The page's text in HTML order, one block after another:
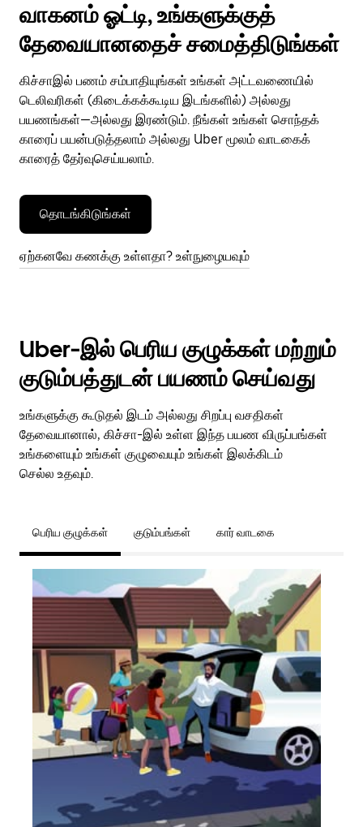
வாகனம் ஓட்டி, உங்களுக்குத்
தேவையானதைச் சமைத்திடுங்கள்
கிச்சாஇல் பணம் சம்பாதியுங்கள் உங்கள் அட்டவணையில்
டெலிவரிகள் (கிடைக்கக்கூடிய இடங்களில்) அல்லது
பயணங்கள்—அல்லது இரண்டும். நீங்கள் உங்கள் சொந்தக்
காரைப் பயன்படுத்தலாம் அல்லது Uber மூலம் வாடகைக்
காரைத் தேர்வுசெய்யலாம்.
தொடங்கிடுங்கள்
ஏற்கனவே கணக்கு உள்ளதா? உள்நுழையவும்
Uber-இல் பெரிய குழுக்கள் மற்றும்
குடும்பத்துடன் பயணம் செய்வது
உங்களுக்கு கூடுதல் இடம் அல்லது சிறப்பு வசதிகள்
தேவையானால், கிச்சா-இல் உள்ள இந்த பயண விருப்பங்கள்
உங்களையும் உங்கள் குழுவையும் உங்கள் இலக்கிடம்
செல்ல உதவும்.
பெரிய குழுக்கள் குடும்பங்கள் கார் வாடகை